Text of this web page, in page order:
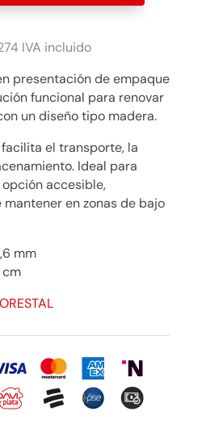
IVA incluido
presentación de empaque
funcional para renovar
un diseño tipo madera.
el transporte, la
Ideal para
accesible,
en zonas de bajo
mm
cm